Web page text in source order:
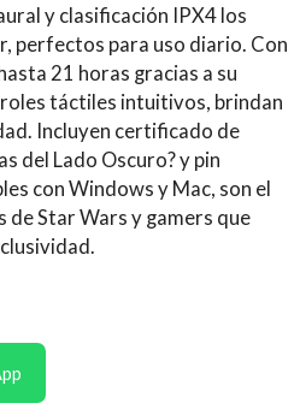
y clasificación IPX4 los
perfectos para uso diario. Con
21 horas gracias a su
táctiles intuitivos, brindan
Incluyen certificado de
del Lado Oscuro? y pin
con Windows y Mac, son el
de Star Wars y gamers que